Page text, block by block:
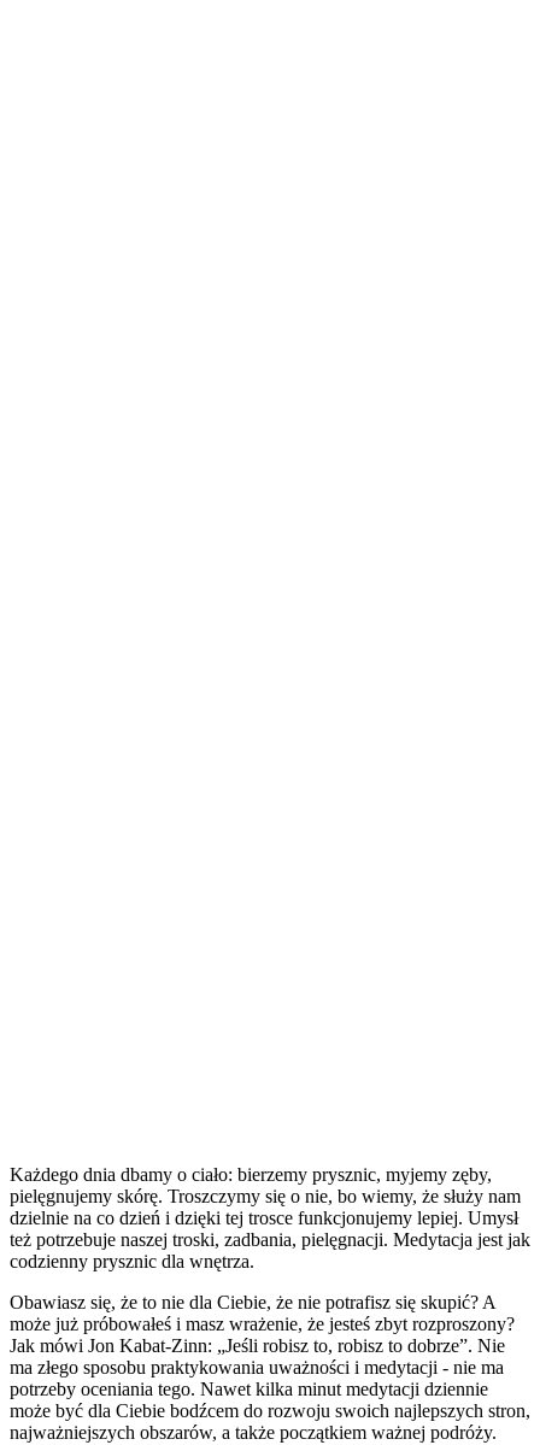
Każdego dnia dbamy o ciało: bierzemy prysznic, myjemy zęby,
pielęgnujemy skórę. Troszczymy się o nie, bo wiemy, że służy nam
dzielnie na co dzień i dzięki tej trosce funkcjonujemy lepiej. Umysł
też potrzebuje naszej troski, zadbania, pielęgnacji. Medytacja jest jak
codzienny prysznic dla wnętrza.
Obawiasz się, że to nie dla Ciebie, że nie potrafisz się skupić? A
może już próbowałeś i masz wrażenie, że jesteś zbyt rozproszony?
Jak mówi Jon Kabat-Zinn: „Jeśli robisz to, robisz to dobrze”. Nie
ma złego sposobu praktykowania uważności i medytacji - nie ma
potrzeby oceniania tego. Nawet kilka minut medytacji dziennie
może być dla Ciebie bodźcem do rozwoju swoich najlepszych stron,
najważniejszych obszarów, a także początkiem ważnej podróży.